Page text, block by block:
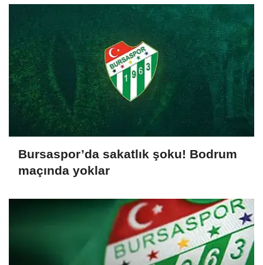
Bursaspor’da sakatlık şoku! Bodrum
maçında yoklar